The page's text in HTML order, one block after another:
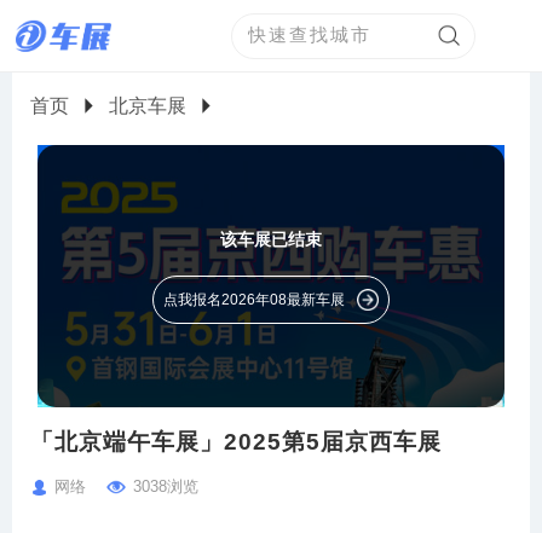
首页 北京车展
该车展已结束
点我报名2026年08最新车展
「北京端午车展」2025第5届京西车展
网络 3038浏览